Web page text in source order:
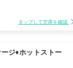
タップして空席を確認
ジ♦︎ホットストー